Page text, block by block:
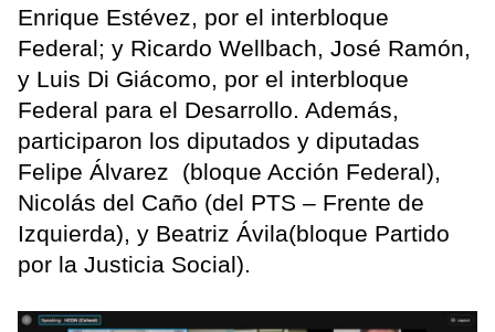
Enrique Estévez, por el interbloque
Federal; y Ricardo Wellbach, José Ramón,
y Luis Di Giácomo, por el interbloque
Federal para el Desarrollo. Además,
participaron los diputados y diputadas
Felipe Álvarez (bloque Acción Federal),
Nicolás del Caño (del PTS – Frente de
Izquierda), y Beatriz Ávila(bloque Partido
por la Justicia Social).